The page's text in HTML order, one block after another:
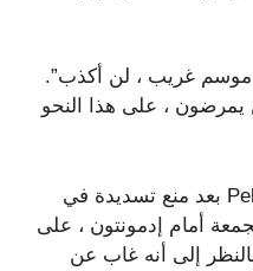
موسم غريب ، لن أكذب”.
يمرضون ، على هذا النحو
تبين أن المشكلة مع قدم Pelech بعد منع تسديدة في
أمام إدمونتون ، على
إلى أنه غاب عن